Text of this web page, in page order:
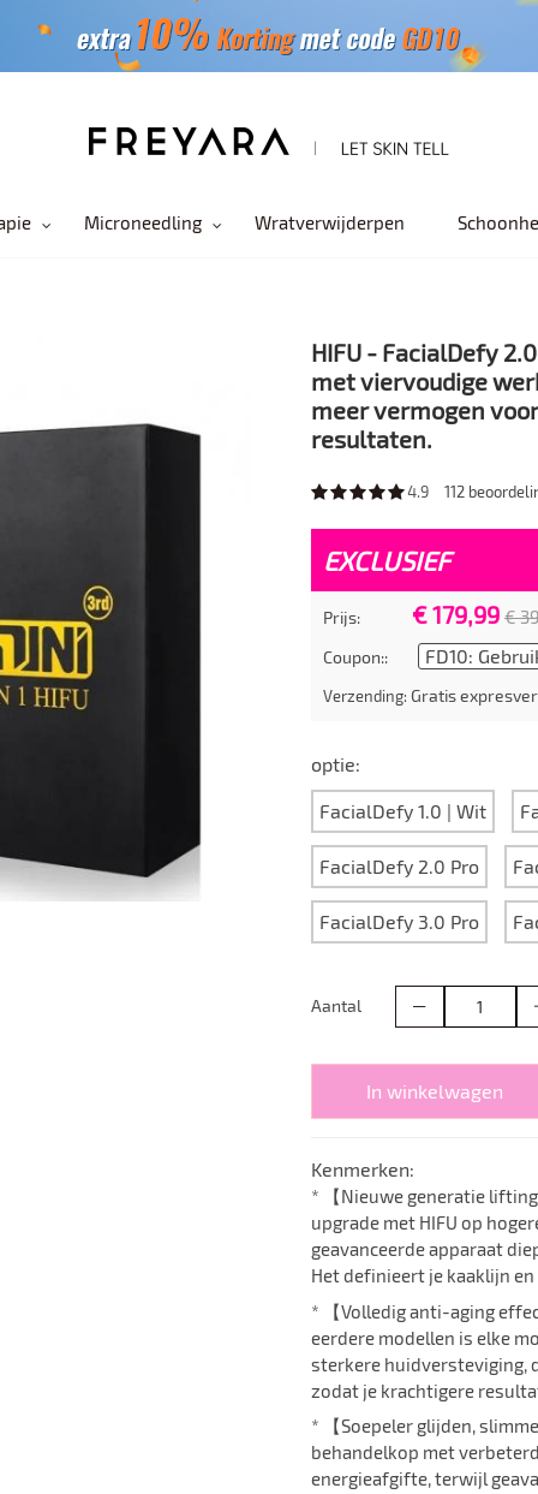
Microneedling Wratverwijderpen
HIFU - FacialDefy
met viervoudige
meer vermogen
resultaten.
4.9 112
EXCLUSIEF
Prijs: € 179,99 €
Coupon:: FD10:
Verzending: Gratis
optie:
FacialDefy 1.0 | Wit
FacialDefy 2.0 Pro
FacialDefy 3.0 Pro
Aantal
In winkelwagen
Kenmerken:
* 【Nieuwe generatie
upgrade met HIFU op
geavanceerde apparaat
Het definieert je kaaklijn
* 【Volledig anti-aging
eerdere modellen is elke
sterkere huidversteviging,
zodat je krachtigere
* 【Soepeler glijden,
behandelkop met
energieafgifte, terwijl